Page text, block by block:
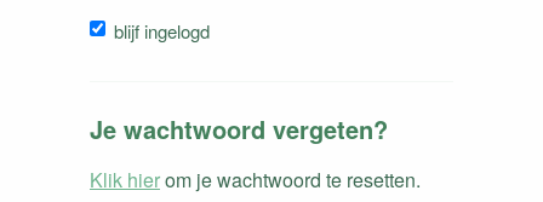
blijf ingelogd
Je wachtwoord vergeten?
Klik hierom je wachtwoord te resetten.